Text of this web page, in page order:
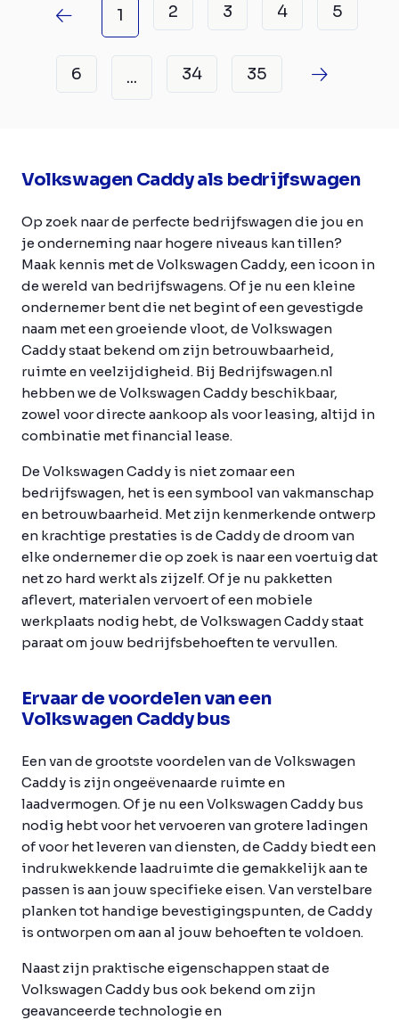
1 2 3 4 5
6 ... 34 35
Volkswagen Caddy als bedrijfswagen
Op zoek naar de perfecte bedrijfswagen die jou en
je onderneming naar hogere niveaus kan tillen?
Maak kennis met de Volkswagen Caddy, een icoon in
de wereld van bedrijfswagens. Of je nu een kleine
ondernemer bent die net begint of een gevestigde
naam met een groeiende vloot, de Volkswagen
Caddy staat bekend om zijn betrouwbaarheid,
ruimte en veelzijdigheid. Bij Bedrijfswagen.nl
hebben we de Volkswagen Caddy beschikbaar,
zowel voor directe aankoop als voor leasing, altijd in
combinatie met financial lease.
De Volkswagen Caddy is niet zomaar een
bedrijfswagen, het is een symbool van vakmanschap
en betrouwbaarheid. Met zijn kenmerkende ontwerp
en krachtige prestaties is de Caddy de droom van
elke ondernemer die op zoek is naar een voertuig dat
net zo hard werkt als zijzelf. Of je nu pakketten
aflevert, materialen vervoert of een mobiele
werkplaats nodig hebt, de Volkswagen Caddy staat
paraat om jouw bedrijfsbehoeften te vervullen.
Ervaar de voordelen van een
Volkswagen Caddy bus
Een van de grootste voordelen van de Volkswagen
Caddy is zijn ongeëvenaarde ruimte en
laadvermogen. Of je nu een Volkswagen Caddy bus
nodig hebt voor het vervoeren van grotere ladingen
of voor het leveren van diensten, de Caddy biedt een
indrukwekkende laadruimte die gemakkelijk aan te
passen is aan jouw specifieke eisen. Van verstelbare
planken tot handige bevestigingspunten, de Caddy
is ontworpen om aan al jouw behoeften te voldoen.
Naast zijn praktische eigenschappen staat de
Volkswagen Caddy bus ook bekend om zijn
geavanceerde technologie en